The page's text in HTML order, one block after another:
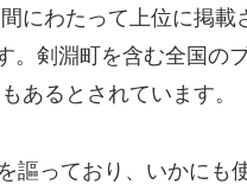
にわたって上位に掲載
剣淵町を含む全国の
あるとされています。
謳っており、いかにも